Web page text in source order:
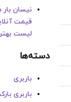
نیسان
قیمت آنلاین -
لیست
دسته‌ها
باربری
باربری